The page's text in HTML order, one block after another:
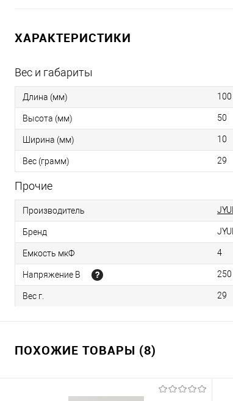
ХАРАКТЕРИСТИКИ
Вес и габариты
Длина (мм) 100
Высота (мм) 50
Ширина (мм) 10
Вес (грамм) 29
Прочие
Производитель JYUL
Бренд JYUL
Емкость мкФ 4
Напряжение В 250
Вес г. 29
ПОХОЖИЕ ТОВАРЫ (8)